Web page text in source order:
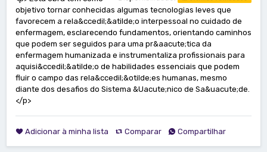
objetivo tornar conhecidas algumas tecnologias leves que
favorecem a rela&ccedil;&atilde;o interpessoal no cuidado de
enfermagem, esclarecendo fundamentos, orientando caminhos
que podem ser seguidos para uma pr&aacute;tica da
enfermagem humanizada e instrumentaliza profissionais para
aquisi&ccedil;&atilde;o de habilidades essenciais que podem
fluir o campo das rela&ccedil;&otilde;es humanas, mesmo
diante dos desafios do Sistema &Uacute;nico de Sa&uacute;de.
</p>
Adicionar à minha lista Comparar Compartilhar